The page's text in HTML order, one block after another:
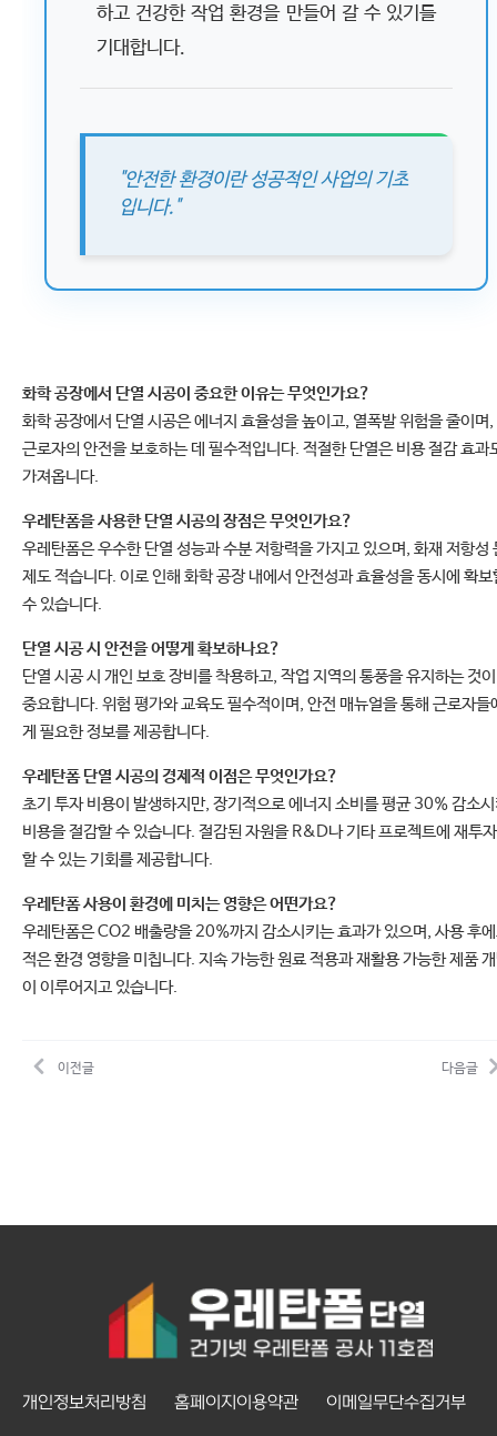
하고 건강한 작업 환경을 만들어 갈 수 있기를
기대합니다.
"안전한 환경이란 성공적인 사업의 기초
입니다."
화학 공장에서 단열 시공이 중요한 이유는 무엇인가요?
화학 공장에서 단열 시공은 에너지 효율성을 높이고, 열폭발 위험을 줄이며,
근로자의 안전을 보호하는 데 필수적입니다. 적절한 단열은 비용 절감 효과
가져옵니다.
우레탄폼을 사용한 단열 시공의 장점은 무엇인가요?
우레탄폼은 우수한 단열 성능과 수분 저항력을 가지고 있으며, 화재 저항성
제도 적습니다. 이로 인해 화학 공장 내에서 안전성과 효율성을 동시에 확보
수 있습니다.
단열 시공 시 안전을 어떻게 확보하나요?
단열 시공 시 개인 보호 장비를 착용하고, 작업 지역의 통풍을 유지하는 것이
중요합니다. 위험 평가와 교육도 필수적이며, 안전 매뉴얼을 통해 근로자들
게 필요한 정보를 제공합니다.
우레탄폼 단열 시공의 경제적 이점은 무엇인가요?
초기 투자 비용이 발생하지만, 장기적으로 에너지 소비를 평균 30% 감소
비용을 절감할 수 있습니다. 절감된 자원을 R&D나 기타 프로젝트에 재투자
할 수 있는 기회를 제공합니다.
우레탄폼 사용이 환경에 미치는 영향은 어떤가요?
우레탄폼은 CO2 배출량을 20%까지 감소시키는 효과가 있으며, 사용 후
적은 환경 영향을 미칩니다. 지속 가능한 원료 적용과 재활용 가능한 제품
이 이루어지고 있습니다.
이전글 다음글
개인정보처리방침 홈페이지이용약관 이메일무단수집거부